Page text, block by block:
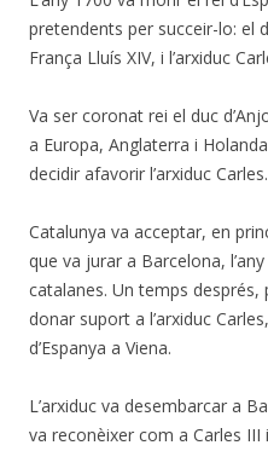
pretendents per succeir-lo: el
França Lluís XIV, i l’arxiduc
Va ser coronat rei el duc
a Europa, Anglaterra i
decidir afavorir l’arxiduc Carles.
Catalunya va acceptar, en
que va jurar a Barcelona,
catalanes. Un temps
donar suport a l’arxiduc
d’Espanya a Viena.
L’arxiduc va desembarcar a
va reconèixer com a Carles